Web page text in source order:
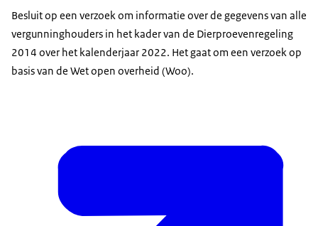
Besluit op een verzoek om informatie over de gegevens van alle
vergunninghouders in het kader van de Dierproevenregeling
2014 over het kalenderjaar 2022. Het gaat om een verzoek op
basis van de Wet open overheid (Woo).